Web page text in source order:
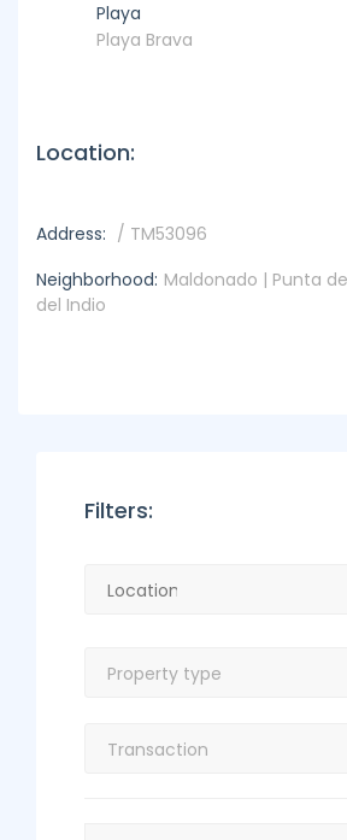
Playa
Playa Brava
Location:
Address: / TM53096
Neighborhood: Maldonado | Punta
del Indio
Filters: